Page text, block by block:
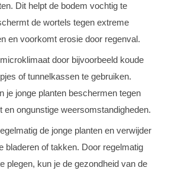
Dit helpt de bodem vochtig te
de wortels tegen extreme
en voorkomt erosie door regenval.
door bijvoorbeeld koude
of tunnelkassen te gebruiken.
je jonge planten beschermen tegen
en ongunstige weersomstandigheden.
de jonge planten en verwijder
bladeren of takken. Door regelmatig
plegen, kun je de gezondheid van de